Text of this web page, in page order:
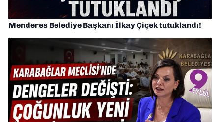
Menderes Belediye Başkanı İlkay Çiçek tutuklandı!